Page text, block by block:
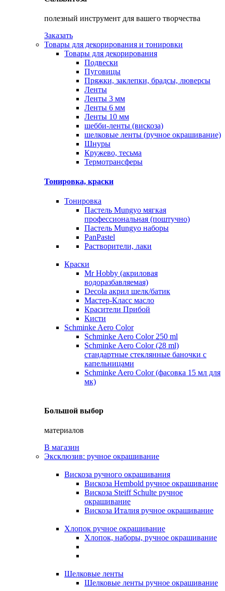
полезный инструмент для вашего творчества
Заказать
Товары для декорирования и тонировки
Товары для декорирования
Подвески
Пуговицы
Пряжки, заклепки, брадсы, люверсы
Ленты
Ленты 3 мм
Ленты 6 мм
Ленты 10 мм
шебби-ленты (вискоза)
шелковые ленты (ручное окрашивание)
Шнуры
Кружево, тесьма
Термотрансферы
Тонировка, краски
Тонировка
Пастель Mungyo мягкая
профессиональная (поштучно)
Пастель Mungyo наборы
PanPastel
Растворители, лаки
Краски
Mr Hobby (акриловая
водоразбавляемая)
Decola акрил шелк/батик
Мастер-Класс масло
Красители Прибой
Кисти
Schminke Aero Color
Schminke Aero Color 250 ml
Schminke Aero Color (28 ml)
стандартные стеклянные баночки с
капельницами
Schminke Aero Color (фасовка 15 мл для
мк)
Большой выбор
материалов
В магазин
Эксклюзив: ручное окрашивание
Вискоза ручного окрашивания
Вискоза Hembold ручное окрашивание
Вискоза Steiff Schulte ручное
окрашивание
Вискоза Италия ручное окрашивание
Хлопок ручное окрашивание
Хлопок, наборы, ручное окрашивание
Шелковые ленты
Шелковые ленты ручное окрашивание